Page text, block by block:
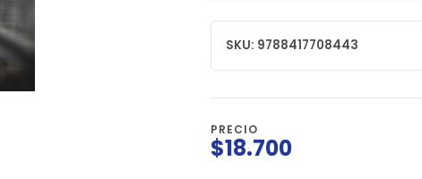
SKU: 9788417708443
PRECIO
$18.700